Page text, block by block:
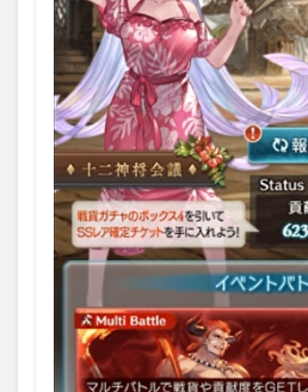
1.2.1
召喚石
「十二
神将水
浴衣
図」
1.2.2
武器
「力・
プア・
ウイ」
SSレア
確定チ
ケット